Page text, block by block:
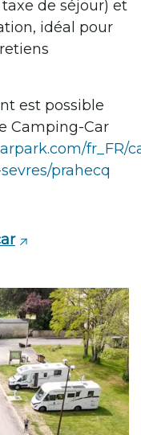
de séjour) et
idéal pour
est possible
Camping-Car
fr_FR/
prahecq